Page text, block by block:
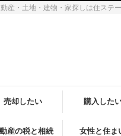
産・土地・建物・家探しは住ステ
売却したい 購入した
産の税と相続 女性と住ま